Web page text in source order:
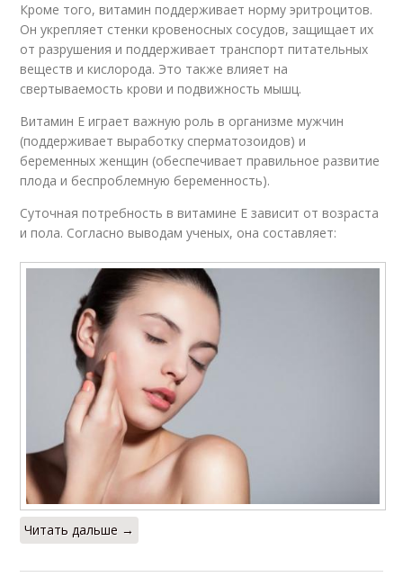
Кроме того, витамин поддерживает норму эритроцитов.
Он укрепляет стенки кровеносных сосудов, защищает их
от разрушения и поддерживает транспорт питательных
веществ и кислорода. Это также влияет на
свертываемость крови и подвижность мышц.
Витамин Е играет важную роль в организме мужчин
(поддерживает выработку сперматозоидов) и
беременных женщин (обеспечивает правильное развитие
плода и беспроблемную беременность).
Суточная потребность в витамине Е зависит от возраста
и пола. Согласно выводам ученых, она составляет:
Читать дальше →